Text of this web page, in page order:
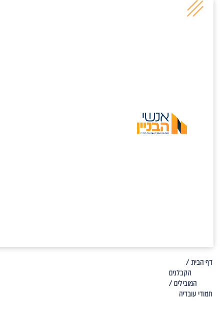
דף הבית /
הקבלנים
המובילים /
חמודי עובדיה